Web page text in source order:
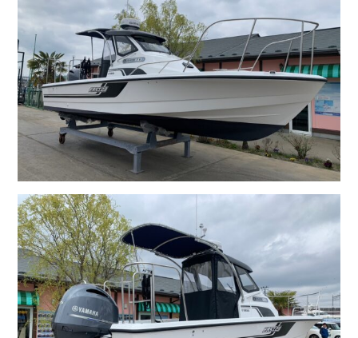
新艇・展示艇情報 中古艇情報
求人情報 会社概要